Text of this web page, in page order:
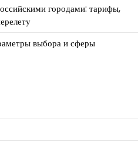
городами: тарифы,
выбора и сферы